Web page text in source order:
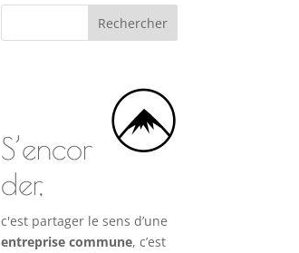
S’encor
der,
c'est partager le sens d’une
entreprise commune, c’est